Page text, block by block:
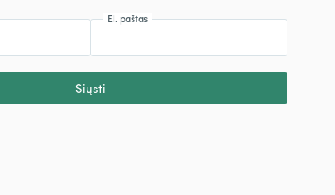
El. paštas
Siųsti